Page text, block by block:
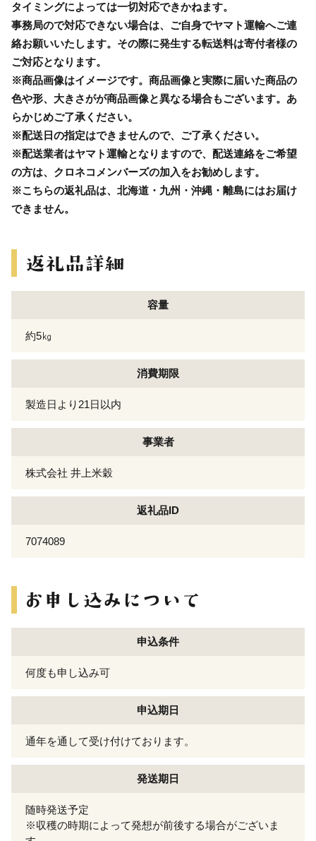
タイミングによっては一切対応できかねます。
事務局ので対応できない場合は、ご自身でヤマト運輸へご連
絡お願いいたします。その際に発生する転送料は寄付者様の
ご対応となります。
※商品画像はイメージです。商品画像と実際に届いた商品の
色や形、大きさがが商品画像と異なる場合もございます。あ
らかじめご了承ください。
※配送日の指定はできませんので、ご了承ください。
※配送業者はヤマト運輸となりますので、配送連絡をご希望
の方は、クロネコメンバーズの加入をお勧めします。
※こちらの返礼品は、北海道・九州・沖縄・離島にはお届け
できません。
容量
約5㎏
消費期限
製造日より21日以内
事業者
株式会社 井上米穀
返礼品ID
7074089
申込条件
何度も申し込み可
申込期日
通年を通して受け付けております。
発送期日
随時発送予定
※収穫の時期によって発想が前後する場合がございま